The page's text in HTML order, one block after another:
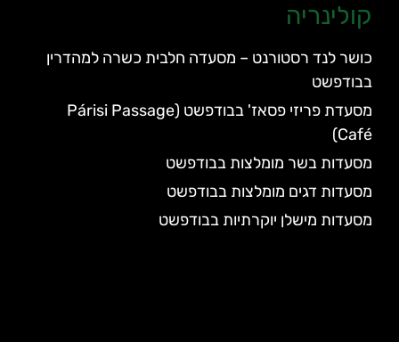
קולינריה
כושר לנד רסטורנט – מסעדה חלבית כשרה למהדרין
בבודפשט
מסעדת פריזי פסאז' בבודפשט (Párisi Passage
Café)
מסעדות בשר מומלצות בבודפשט
מסעדות דגים מומלצות בבודפשט
מסעדות מישלן יוקרתיות בבודפשט